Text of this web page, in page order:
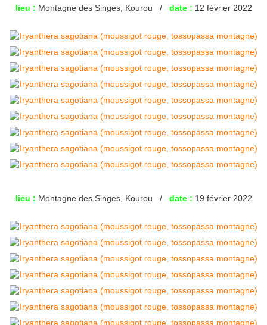
lieu : Montagne des Singes, Kourou / date : 12 février 2022
lieu : Montagne des Singes, Kourou / date : 19 février 2022